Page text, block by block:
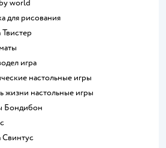
world
для рисования
Твистер
игра
настольные игры
жизни настольные игры
Бондибон
Свинтус